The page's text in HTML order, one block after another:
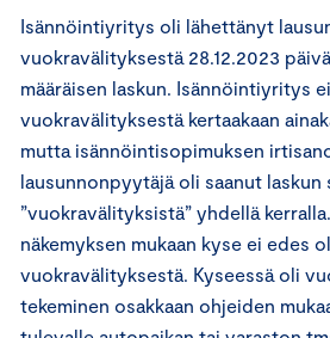
Isännöintiyritys oli lähettänyt
vuokravälityksestä 28.12.2023
määräisen laskun. Isännöintiyritys
vuokravälityksestä kertaakaan
mutta isännöintisopimuksen
lausunnonpyytäjä oli saanut laskun
”vuokravälityksistä” yhdellä
näkemyksen mukaan kyse ei edes
vuokravälityksestä. Kyseessä oli
tekeminen osakkaan ohjeiden